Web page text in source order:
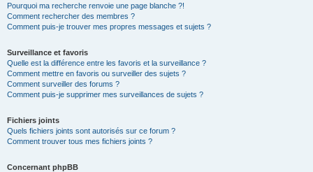
Pourquoi ma recherche renvoie une page blanche ?!
Comment rechercher des membres ?
Comment puis-je trouver mes propres messages et sujets ?
Surveillance et favoris
Quelle est la différence entre les favoris et la surveillance ?
Comment mettre en favoris ou surveiller des sujets ?
Comment surveiller des forums ?
Comment puis-je supprimer mes surveillances de sujets ?
Fichiers joints
Quels fichiers joints sont autorisés sur ce forum ?
Comment trouver tous mes fichiers joints ?
Concernant phpBB